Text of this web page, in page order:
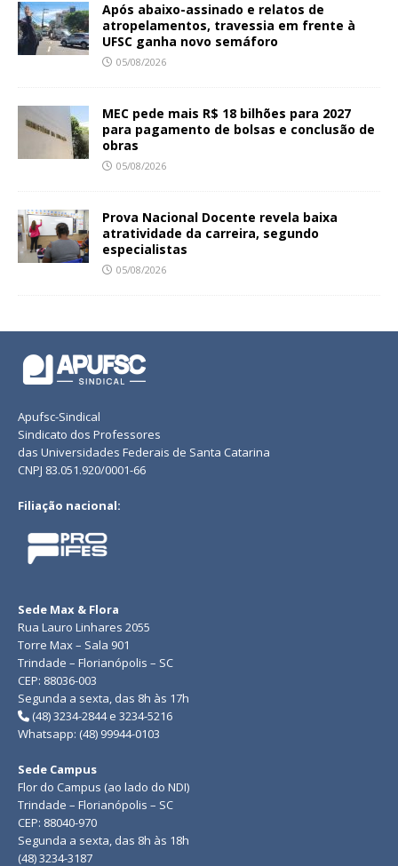
Após abaixo-assinado e relatos de
atropelamentos, travessia em frente à
UFSC ganha novo semáforo
05/08/2026
MEC pede mais R$ 18 bilhões para 2027
para pagamento de bolsas e conclusão de
obras
05/08/2026
Prova Nacional Docente revela baixa
atratividade da carreira, segundo
especialistas
05/08/2026
Apufsc-Sindical
Sindicato dos Professores
das Universidades Federais de Santa Catarina
CNPJ 83.051.920/0001-66
Filiação nacional:
Sede Max & Flora
Rua Lauro Linhares 2055
Torre Max – Sala 901
Trindade – Florianópolis – SC
CEP: 88036-003
Segunda a sexta, das 8h às 17h
(48) 3234-2844 e 3234-5216
Whatsapp: (48) 99944-0103
Sede Campus
Flor do Campus (ao lado do NDI)
Trindade – Florianópolis – SC
CEP: 88040-970
Segunda a sexta, das 8h às 18h
(48) 3234-3187